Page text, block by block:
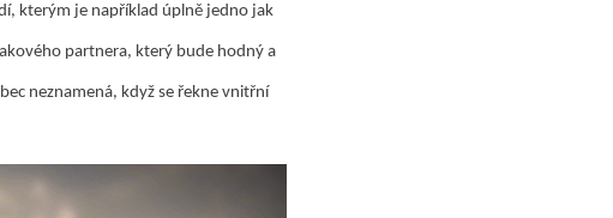
kterým je například úplně jedno jak
partnera, který bude hodný a
neznamená, když se řekne vnitřní